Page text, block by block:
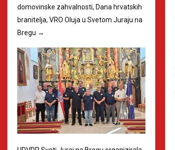
domovinske zahvalnosti, Dana hrvatskih
branitelja, VRO Oluja u Svetom Juraju na
Bregu →